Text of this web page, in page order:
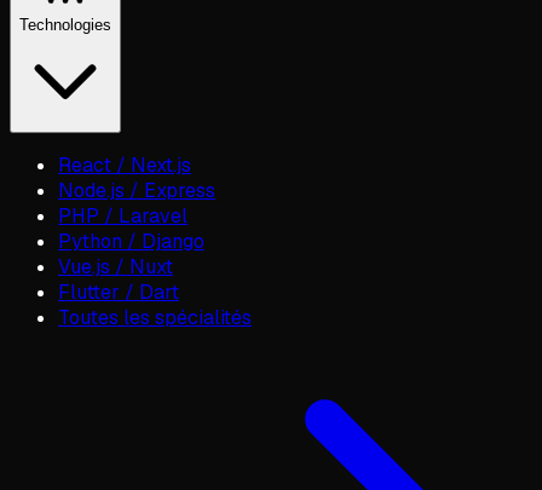
Technologies
React / Next.js
Node.js / Express
PHP / Laravel
Python / Django
Vue.js / Nuxt
Flutter / Dart
Toutes les spécialités